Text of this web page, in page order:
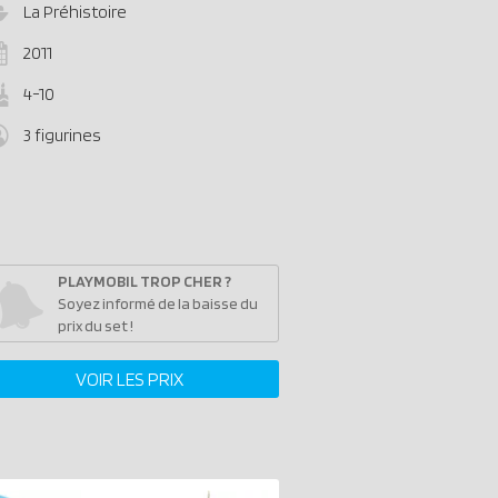
La Préhistoire
2011
4-10
3 figurines
PLAYMOBIL TROP CHER ?
Soyez informé de la baisse du
prix du set !
VOIR LES PRIX